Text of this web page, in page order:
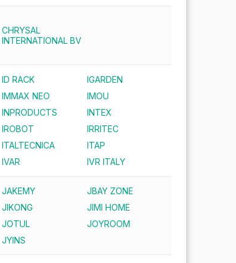
CHRYSAL
INTERNATIONAL BV
ID RACK
IGARDEN
IMMAX NEO
IMOU
INPRODUCTS
INTEX
IROBOT
IRRITEC
ITALTECNICA
ITAP
IVAR IVR ITALY
JAKEMY
JBAY ZONE
JIKONG
JIMI HOME
JOTUL
JOYROOM
JYINS